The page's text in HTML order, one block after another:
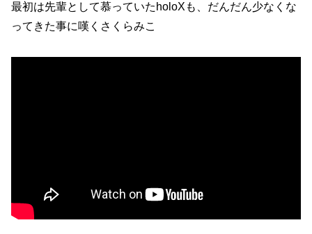
最初は先輩として慕っていたholoXも、だんだん少なくな
ってきた事に嘆くさくらみこ